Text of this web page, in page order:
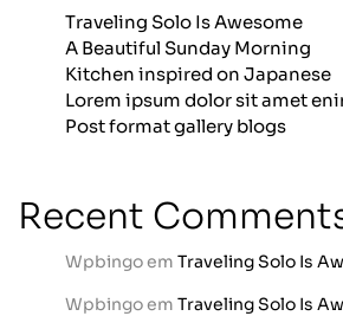
Traveling Solo Is Awesome
A Beautiful Sunday Morning
Kitchen inspired on Japanese
Lorem ipsum dolor sit amet
Post format gallery blogs
Recent
Wpbingoem Traveling Solo Is
Wpbingoem Traveling Solo Is